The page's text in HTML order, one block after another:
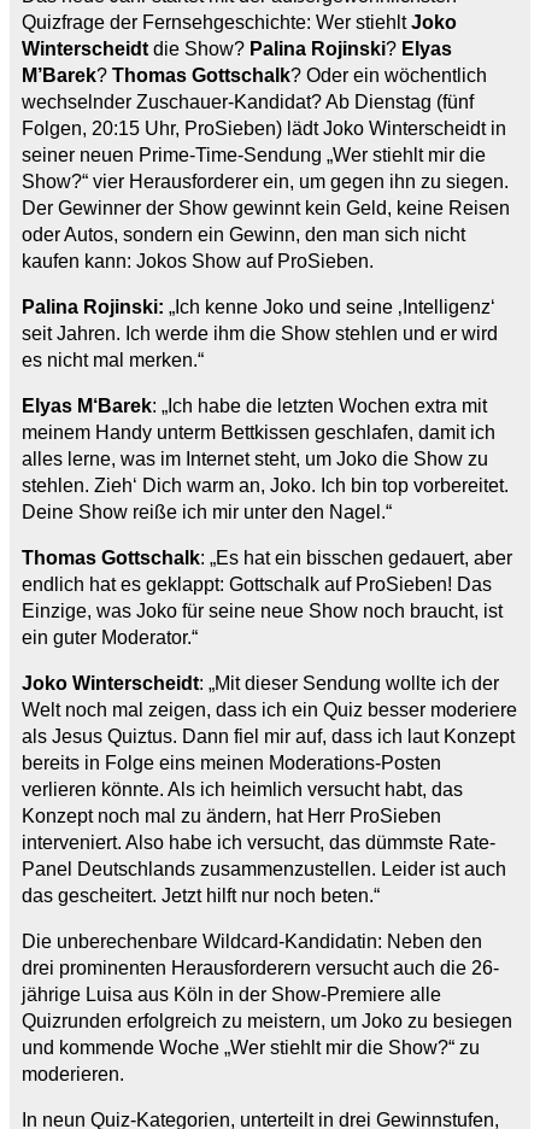
Quizfrage der Fernsehgeschichte: Wer stiehltJoko
Winterscheidt die Show? Palina Rojinski? Elyas
M’Barek? Thomas Gottschalk? Oder ein wöchentlich
wechselnder Zuschauer-Kandidat? Ab Dienstag (fünf
Folgen, 20:15 Uhr, ProSieben) lädt Joko Winterscheidt in
seiner neuen Prime-Time-Sendung „Wer stiehlt mir die
Show?“ vier Herausforderer ein, um gegen ihn zu siegen.
Der Gewinner der Show gewinnt kein Geld, keine Reisen
oder Autos, sondern ein Gewinn, den man sich nicht
kaufen kann: Jokos Show auf ProSieben.
Palina Rojinski: „Ich kenne Joko und seine ‚Intelligenz‘
seit Jahren. Ich werde ihm die Show stehlen und er wird
es nicht mal merken.“
Elyas M‘Barek: „Ich habe die letzten Wochen extra mit
meinem Handy unterm Bettkissen geschlafen, damit ich
alles lerne, was im Internet steht, um Joko die Show zu
stehlen. Zieh‘ Dich warm an, Joko. Ich bin top vorbereitet.
Deine Show reiße ich mir unter den Nagel.“
Thomas Gottschalk: „Es hat ein bisschen gedauert, aber
endlich hat es geklappt: Gottschalk auf ProSieben! Das
Einzige, was Joko für seine neue Show noch braucht, ist
ein guter Moderator.“
Joko Winterscheidt: „Mit dieser Sendung wollte ich der
Welt noch mal zeigen, dass ich ein Quiz besser moderiere
als Jesus Quiztus. Dann fiel mir auf, dass ich laut Konzept
bereits in Folge eins meinen Moderations-Posten
verlieren könnte. Als ich heimlich versucht habt, das
Konzept noch mal zu ändern, hat Herr ProSieben
interveniert. Also habe ich versucht, das dümmste Rate-
Panel Deutschlands zusammenzustellen. Leider ist auch
das gescheitert. Jetzt hilft nur noch beten.“
Die unberechenbare Wildcard-Kandidatin: Neben den
drei prominenten Herausforderern versucht auch die 26-
jährige Luisa aus Köln in der Show-Premiere alle
Quizrunden erfolgreich zu meistern, um Joko zu besiegen
und kommende Woche „Wer stiehlt mir die Show?“ zu
moderieren.
In neun Quiz-Kategorien, unterteilt in drei Gewinnstufen,